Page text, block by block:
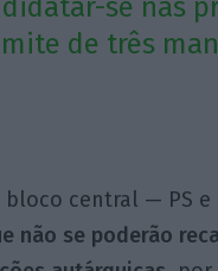
se nas
de três
central — PS e
não se poderão